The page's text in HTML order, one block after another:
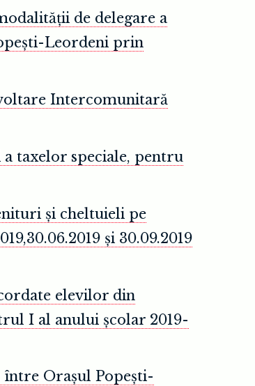
de delegare a
Leordeni prin
Intercomunitară
taxelor speciale, pentru
și cheltuieli pe
și 30.09.2019
elevilor din
I al anului școlar 2019-
Orașul Popești-